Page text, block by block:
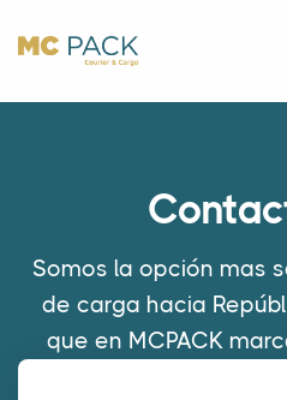
Somos la opción mas
de carga hacia
que en MCPACK